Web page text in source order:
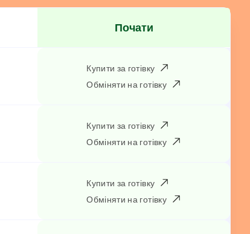
Почати
Купити за готівку
Обміняти на готівку
Купити за готівку
Обміняти на готівку
Купити за готівку
Обміняти на готівку